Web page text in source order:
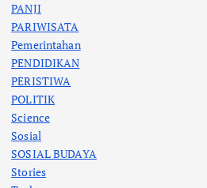
PANJI
PARIWISATA
Pemerintahan
PENDIDIKAN
PERISTIWA
POLITIK
Science
Sosial
SOSIAL BUDAYA
Stories